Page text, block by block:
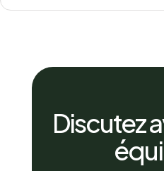
Discutez